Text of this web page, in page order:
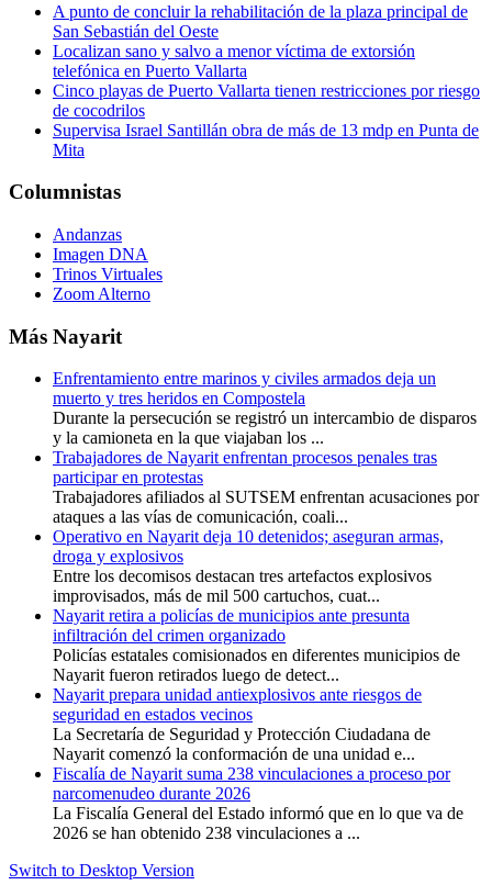
A punto de concluir la rehabilitación de la plaza principal de
San Sebastián del Oeste
Localizan sano y salvo a menor víctima de extorsión
telefónica en Puerto Vallarta
Cinco playas de Puerto Vallarta tienen restricciones por riesgo
de cocodrilos
Supervisa Israel Santillán obra de más de 13 mdp en Punta de
Mita
Columnistas
Andanzas
Imagen DNA
Trinos Virtuales
Zoom Alterno
Más Nayarit
Enfrentamiento entre marinos y civiles armados deja un
muerto y tres heridos en Compostela
Durante la persecución se registró un intercambio de disparos
y la camioneta en la que viajaban los ...
Trabajadores de Nayarit enfrentan procesos penales tras
participar en protestas
Trabajadores afiliados al SUTSEM enfrentan acusaciones por
ataques a las vías de comunicación, coali...
Operativo en Nayarit deja 10 detenidos; aseguran armas,
droga y explosivos
Entre los decomisos destacan tres artefactos explosivos
improvisados, más de mil 500 cartuchos, cuat...
Nayarit retira a policías de municipios ante presunta
infiltración del crimen organizado
Policías estatales comisionados en diferentes municipios de
Nayarit fueron retirados luego de detect...
Nayarit prepara unidad antiexplosivos ante riesgos de
seguridad en estados vecinos
La Secretaría de Seguridad y Protección Ciudadana de
Nayarit comenzó la conformación de una unidad e...
Fiscalía de Nayarit suma 238 vinculaciones a proceso por
narcomenudeo durante 2026
La Fiscalía General del Estado informó que en lo que va de
2026 se han obtenido 238 vinculaciones a ...
Switch to Desktop Version